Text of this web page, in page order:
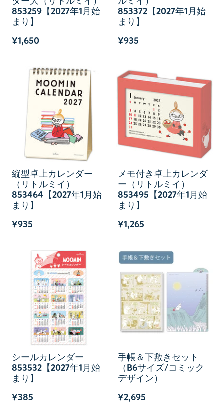
853259【2027年1月始
まり】
¥1,650
853372【2027年1月始
まり】
¥935
縦型卓上カレンダー
（リトルミイ）
853464【2027年1月始
まり】
¥935
メモ付き卓上カレンダ
ー（リトルミイ）
853495【2027年1月始
まり】
¥1,265
シールカレンダー
853532【2027年1月始
まり】
¥385
手帳＆下敷きセット
（B6サイズ/コミック
デザイン）
¥2,695